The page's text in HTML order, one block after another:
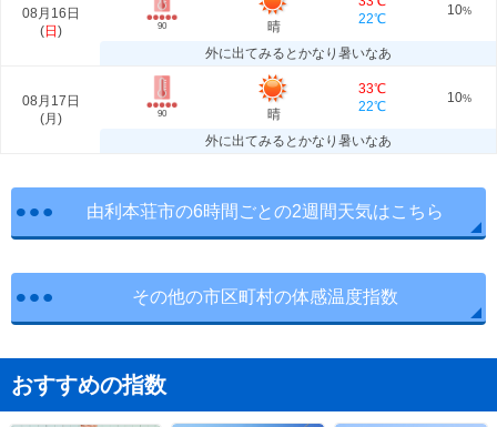
08月16日
(日 ) 90 晴
22℃
10%
外に出てみるとかなり暑いなあ
08月17日
(月 ) 90 晴
33℃
22℃
10%
外に出てみるとかなり暑いなあ
由利本荘市の6時間ごとの2週間天気はこちら
その他の市区町村の体感温度指数
おすすめの指数